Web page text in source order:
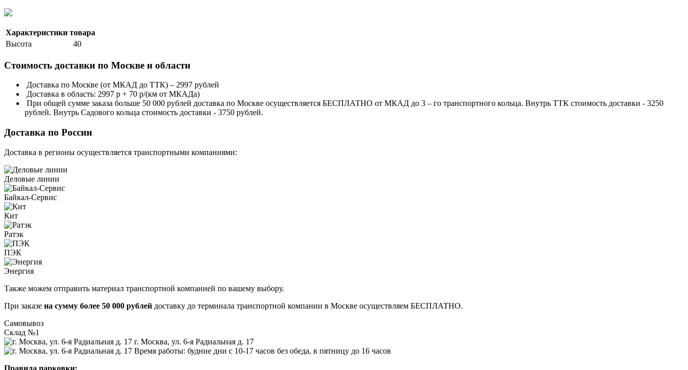
Характеристики товара
Высота
40
Стоимость доставки по Москве и области
Доставка по Москве (от МКАД до ТТК) – 2997 рублей
Доставка в область: 2997 р + 70 р/(км от МКАДа)
При общей сумме заказа больше 50 000 рублей доставка по Москве осуществляется БЕСПЛАТНО от МКАД до 3 – го транспортного кольца. Внутрь ТТК стоимость доставки - 3250
рублей. Внутрь Садового кольца стоимость доставки - 3750 рублей.
Доставка по России
Доставка в регионы осуществляется транспортными компаниями:
Деловые линии
Байкал-Сервис
Кит
Ратэк
ПЭК
Энергия
Также можем отправить материал транспортной компанией по вашему выбору.
При заказе на сумму более 50 000 рублей доставку до терминала транспортной компании в Москве осуществляем БЕСПЛАТНО.
Самовывоз
Склад №1
г. Москва, ул. 6-я Радиальная д. 17
Время работы: будние дни с 10-17 часов без обеда, в пятницу до 16 часов
Правила парковки: